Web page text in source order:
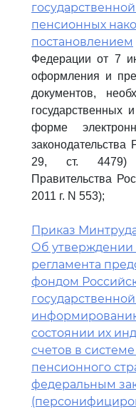
пенсионных
постановлением
Федерации от 7
оформления и
документов,
государственных
форме
законодательства
29, ст. 4479)
Правительства
2011 г. N 553);
Приказ Минтруда
Об утверждении
регламента
фондом
состоянии их
счетов в
пенсионного
федеральным